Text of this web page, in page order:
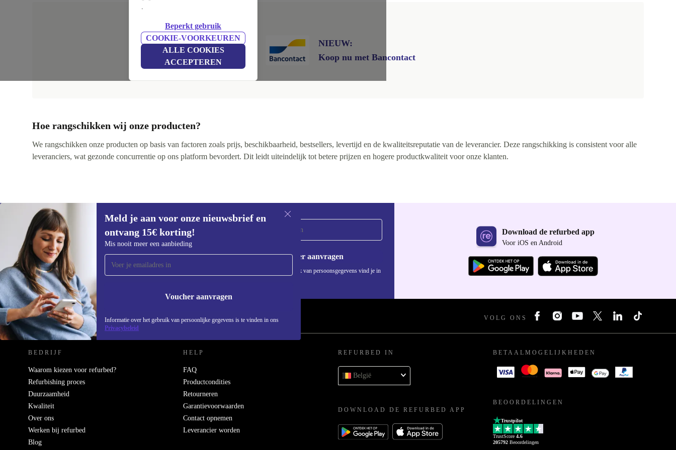
.
Beperkt gebruik
COOKIE-VOORKEUREN
ALLE COOKIES
ACCEPTEREN
NIEUW:
Koop nu met Bancontact
Hoe rangschikken wij onze producten?
We rangschikken onze producten op basis van factoren zoals prijs, beschikbaarheid, bestsellers, levertijd en de kwaliteitsreputatie van de leverancier. Deze rangschikking is consistent voor alle
leveranciers, wat gezonde concurrentie op ons platform bevordert. Dit leidt uiteindelijk tot betere prijzen en hogere productkwaliteit voor onze klanten.
Meld je aan voor onze nieuwsbrief en
ontvang 15€ korting!
Mis nooit meer een aanbieding
Voucher aanvragen
Informatie over het gebruik van persoonlijke gegevens is te vinden in ons
Privacybeleid
Meld je aan voor onze nieuwsbrief en
ontvang €15 korting!
Mis nooit meer een aanbieding.
Voucher aanvragen
Informatie over het gebruik van persoonsgegevens vind je in
Download de refurbed app
Voor iOS en Android
REFURBED NEDERLAND - RETHINK NEW. VOLG ONS
BEDRIJF
Waarom kiezen voor refurbed?
Refurbishing proces
Duurzaamheid
Kwaliteit
Over ons
Werken bij refurbed
Blog
HELP
FAQ
Productcondities
Retourneren
Garantievoorwaarden
Contact opnemen
Leverancier worden
REFURBED IN
België
DOWNLOAD DE REFURBED APP
BETAALMOGELIJKHEDEN
BEOORDELINGEN
Trustpilot
TrustScore 4.6
205792 Beoordelingen